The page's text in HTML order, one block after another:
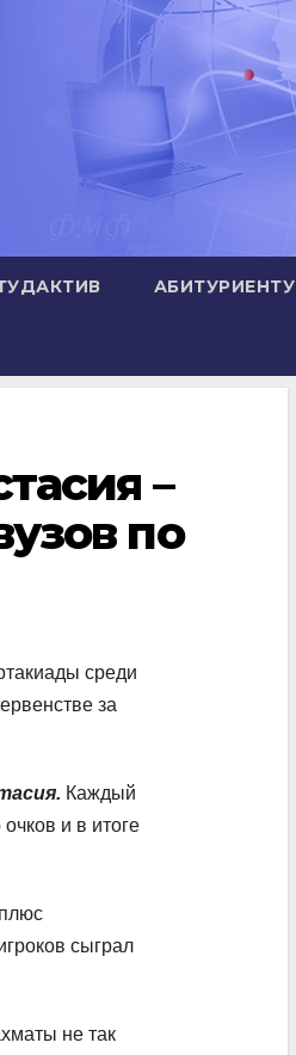
АБИТУРИЕНТУ
–
по
среди
за
Каждый
и в итоге
сыграл
не так